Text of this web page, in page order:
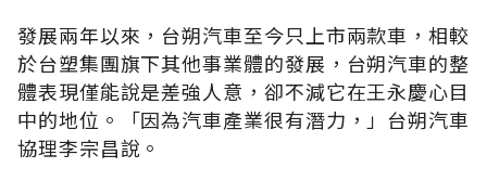
發展兩年以來，台朔汽車至今只上市兩款車，相較
於台塑集團旗下其他事業體的發展，台朔汽車的整
體表現僅能說是差強人意，卻不減它在王永慶心目
中的地位。「因為汽車產業很有潛力，」台朔汽車
協理李宗昌說。